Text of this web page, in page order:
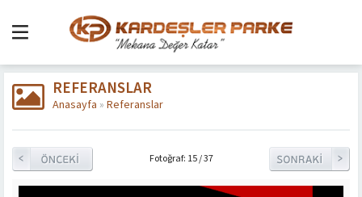
REFERANSLAR
Anasayfa » Referanslar
Fotoğraf: 15 / 37